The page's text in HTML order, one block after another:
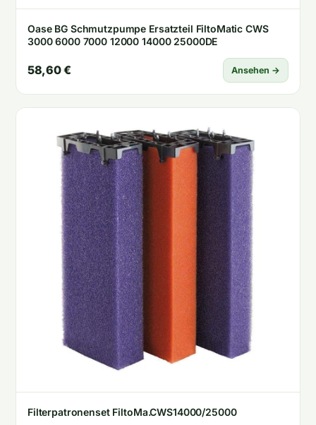
Oase BG Schmutzpumpe Ersatzteil FiltoMatic CWS
3000 6000 7000 12000 14000 25000DE
58,60 € Ansehen →
Filterpatronenset FiltoMa.CWS14000/25000